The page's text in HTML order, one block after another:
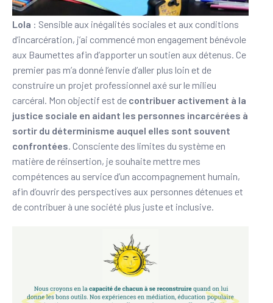
Lola : Sensible aux inégalités sociales et aux conditions
d’incarcération, j’ai commencé mon engagement bénévole
aux Baumettes afin d’apporter un soutien aux détenus. Ce
premier pas m’a donné l’envie d’aller plus loin et de
construire un projet professionnel axé sur le milieu
carcéral. Mon objectif est de contribuer activement à la
justice sociale en aidant les personnes incarcérées à
sortir du déterminisme auquel elles sont souvent
confrontées. Consciente des limites du système en
matière de réinsertion, je souhaite mettre mes
compétences au service d’un accompagnement humain,
afin d’ouvrir des perspectives aux personnes détenues et
de contribuer à une société plus juste et inclusive.